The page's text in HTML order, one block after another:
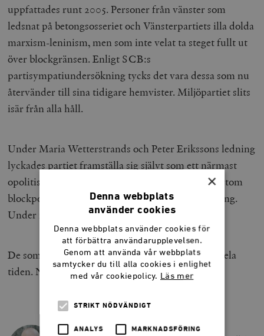
uppfattades runt 2005. Personer från vänster som
ledsnat på betongsosseriet och Vänsterpartiets illa dolda
marxism-leninism, men som inte velat ta steget fullt ut
över blockgränsen. Enligt SCB:s
partisympatiundersökning tycks det vara dessa som nu
återvänder till sina tidigare hemvister. Miljöpartiet slits
isär från alla håll.
Under Maria Wetterstrands och Peter Erikssons ledning
lyckades partiet framställa sig självt som ett närmast
opolitiskt livsstilsalternativ. Ett parti över och bortom
blockpolitiken. Det var ett illusionsnummer av rang.
Under nuvarande regemente har fasaden rämnat.
De som varit på Miljöpartikongresser visste det hela
tiden. Nu vet alla andra också.
LARS ANDERS JOHANSSON
×
Denna webbplats
använder cookies
Denna webbplats använder cookies för
att förbättra användarupplevelsen.
Genom att använda vår webbplats
samtycker du till alla cookies i enlighet
med vår cookiepolicy. Läs mer
STRIKT NÖDVÄNDIGT
ANALYS MARKNADSFÖRING